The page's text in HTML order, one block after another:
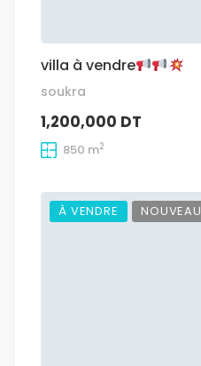
villa à vendre
soukra
1,200,000 DT
850 m2
À VENDRE NOUVEAU